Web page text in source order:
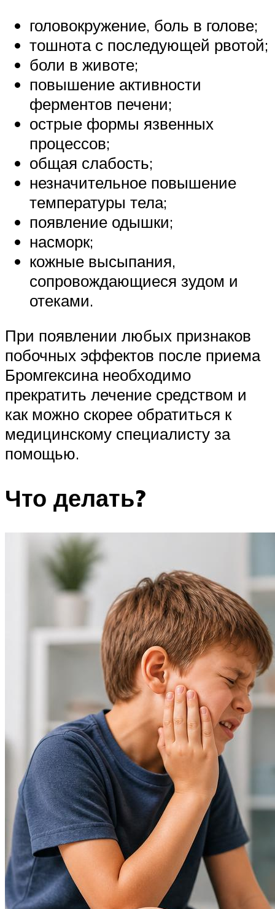
головокружение, боль в голове;
тошнота с последующей рвотой;
боли в животе;
повышение активности
ферментов печени;
острые формы язвенных
процессов;
общая слабость;
незначительное повышение
температуры тела;
появление одышки;
насморк;
кожные высыпания,
сопровождающиеся зудом и
отеками.
При появлении любых признаков
побочных эффектов после приема
Бромгексина необходимо
прекратить лечение средством и
как можно скорее обратиться к
медицинскому специалисту за
помощью.
Что делать?